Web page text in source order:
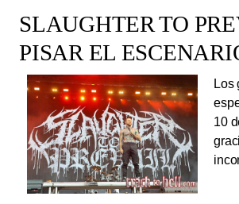
SLAUGHTER TO
PISAR EL
Los
10